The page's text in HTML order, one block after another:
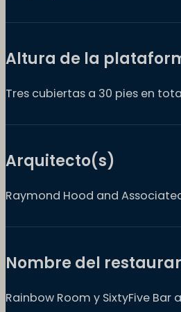
Altura de la
Tres cubiertas a 30 pies en
Arquitecto(s)
Raymond Hood and
Nombre del
Rainbow Room y SixtyFive Bar